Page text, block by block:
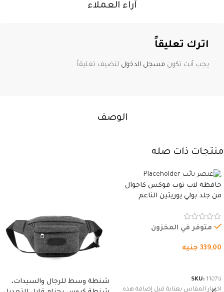
الوصف
آراء العملاء
اترك تعليقاً
يجب أنت تكون مسجل الدخول لتضيف تعليقاً.
منتجات ذات صله
حافظة لاب توب فوكس كاجوال
من جلد بولي يوريثين الناعم
وسوستة.
متوفر في المخزون
339,00 جنيه
SKU: 11076
اختيار المقاس بعناية قبل إضافة هذه
شنطة وسط للرجال والسيدات،